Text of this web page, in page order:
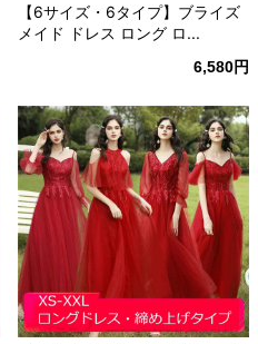
【6サイズ・6タイプ】ブライズ
メイド ドレス ロング ロ...
6,580円